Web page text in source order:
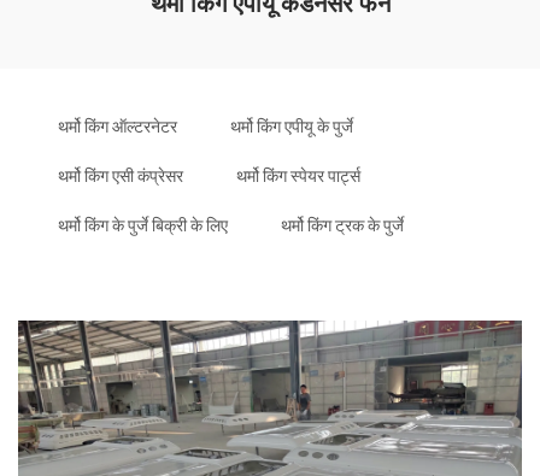
थर्मो किंग ऑल्टरनेटर थर्मो किंग एपीयू के पुर्जे
थर्मो किंग एसी कंप्रेसर थर्मो किंग स्पेयर पार्ट्स
थर्मो किंग के पुर्जे बिक्री के लिए थर्मो किंग ट्रक के पुर्जे